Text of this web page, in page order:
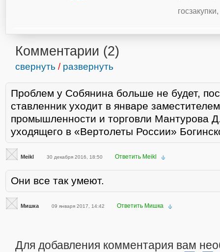
госзакупки,
Комментарии (2)
свернуть / развернуть
Проблем у Собянина больше не будет,
ставленник уходит в январе
промышленности и торговли Мантурова
уходящего в «Вертолеты России»
Meikl 30 декабря 2016, 18:50 Ответить Meikl
Они все так умеют.
Мишка 09 января 2017, 14:42 Ответить Мишка
Для добавления комментария вам